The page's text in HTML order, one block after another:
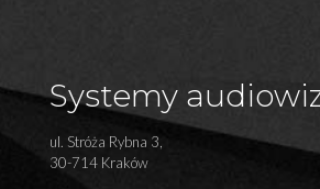
Systemy
ul. Stróża Rybna 3,
30-714 Kraków